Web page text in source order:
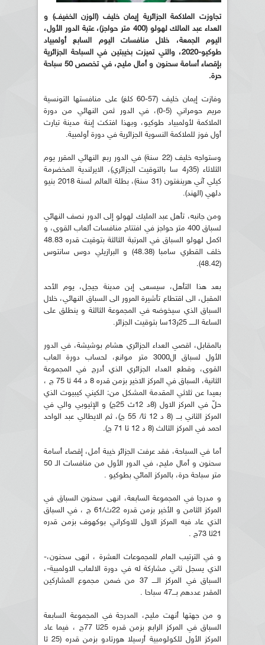
تجاوزت الملاكمة الجزائرية إيمان خليف (الوزن الخفيف) و
العداء عبد المالك لهولو (400 متر حواجز)، عتبة الدور الأول،
اليوم الجمعة، خلال منافسات اليوم السابع أولمبياد
طوكيو-2020، والتي تميزت بخيبتين في السباحة الجزائرية
بإقصاء أسامة سحنون و أمال مليح، في تخصص 50 سباحة
حرة.
وفازت إيمان خليف (57-60 كلغ) على منافستها التونسية
مريم حومراني (5-0)، في الدور ثمن النهائي من دورة
الملاكمة لأولمبياد طوكيو، وبهذا افتكت إبنة مدينة تيارت
أول فوز للملاكمة النسوية الجزائرية في دورة أولمبية.
وستواجه خليف (22 سنة) في الدور ربع النهائي المقرر يوم
الثلاثاء (35ر4 سا بالتوقيت الجزائري)، الايرلندية المخضرمة
كيلي آني هرينغتون (31 سنة)، بطلة العالم لسنة 2018 بنيو
دلهي (الهند).
ومن جانبه، تأهل عبد المليك لهولو إلى الدور نصف النهائي
لسباق 400 متر حواجز في افتتاح منافسات ألعاب القوى، و
اكمل لهولو السباق في المرتبة الثالثة بتوقيت قدره 48.83
خلف القطري سامبا (48.38) و البرازيلي دوس سانتوس
(48.42).
بعد هذا التأهل، سيسعى إبن مدينة جيجل، يوم الأحد
المقبل، الى اقتطاع تأشيرة المرور الى السباق النهائي، خلال
السباق الذي سيخوضه في المجموعة الثالثة و ينطلق على
الساعة الـــــ 25ر13سا بتوقيت الجزائر.
بالمقابل، اقصي العداء الجزائري هشام بوشيشة، في الدور
الأول لسباق ال3000 متر موانع، لحساب دورة العاب
القوى، وقطع العداء الجزائري الذي أدرج في المجموعة
الثانية، السباق في المركز الاخير بزمن قدره 8 د 44 ثا 75 ج ،
بعيدا عن ثلاثي المقدمة المشكل من: الكيني كيبيوت الذي
حلّ في المركز الاول (8د 12ث 25ج) و الإثيوبي والي في
المركز الثاني بـــ (8 د 12 ثا/ 55 ج)، ثم الايطالي عبد الواحد
احمد في المركز الثالث (8 د 12 ثا 71 ج).
أما في السباحة، فقد عرفت الجزائر خيبة أمل، إقصاء أسامة
سحنون و أمال مليح، في الدور الأول من منافسات الـ 50
متر سباحة حرة، بالمركز المائي بطوكيو .
و مدرجا في المجموعة السابعة، انهى سحنون السباق في
المركز الثامن و الأخير بزمن قدره 22ث/61 ج ، في السباق
الذي عاد فيه المركز الاول للاوكراني بوكهوف بزمن قدره
21ثا 73ج .
و في الترتيب العام للمجموعات العشرة ، انهى سحنون،-
الذي يسجل ثاني مشاركة له في دورة الالعاب الاولمبية-،
السباق في المركز الــــ 37 من ضمن مجموع المشاركين
المقدر عددهم بـــ47 سباحا .
و من جهتها أنهت مليح، المدرجة في المجموعة السابعة
السباق في المركز الرابع بزمن قدره 25ثا 77ج ، فيما عاد
المركز الأول للكولومبية أرسيلا هورتادو بزمن قدره (25 ثا